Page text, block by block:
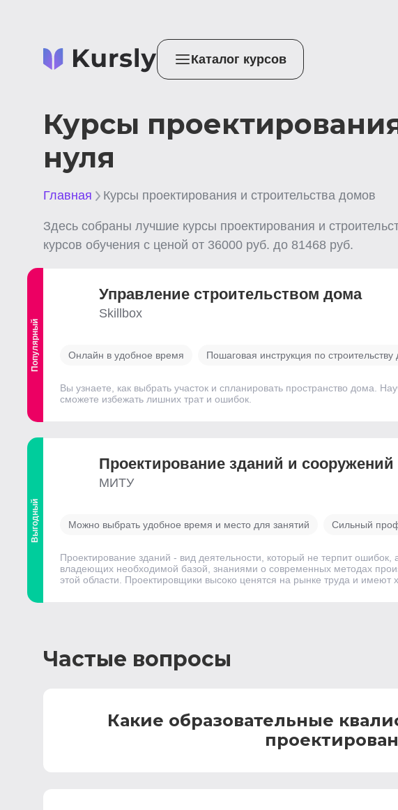
Каталог курсов
Курсы
нуля
Главная Курсы проектирования и строительства домов
Здесь собраны лучшие курсы проектирования и
курсов обучения с ценой от 36000 руб. до 81468 руб.
Популярный
Управление строительством дома
Skillbox
Онлайн в удобное время Пошаговая инструкция по строительству
Вы узнаете, как выбрать участок и спланировать пространство дома.
сможете избежать лишних трат и ошибок.
Выгодный
Проектирование зданий и сооружений
МИТУ
Можно выбрать удобное время и место для занятий Сильный
Проектирование зданий - вид деятельности, который не терпит ошибок,
владеющих необходимой базой, знаниями о современных методах
этой области. Проектировщики высоко ценятся на рынке труда и имеют
Частые вопросы
Какие образовательные